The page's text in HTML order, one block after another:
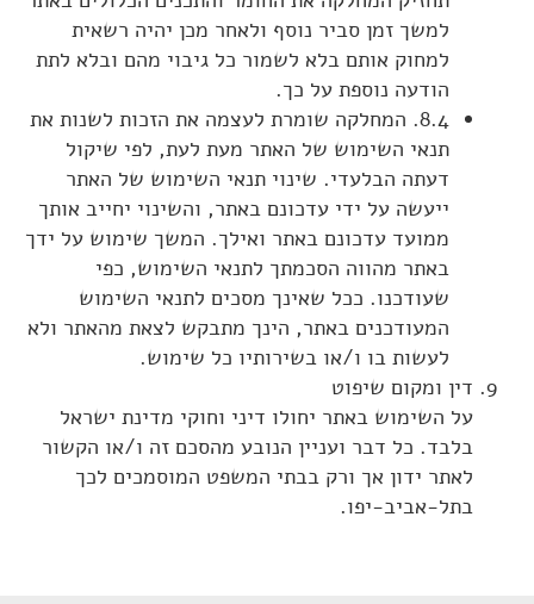
למשך זמן סביר נוסף ולאחר מכן יהיה רשאית
למחוק אותם בלא לשמור כל גיבוי מהם ובלא לתת
הודעה נוספת על כך.
8.4. המחלקה שומרת לעצמה את הזכות לשנות את
תנאי השימוש של האתר מעת לעת, לפי שיקול
דעתה הבלעדי. שינוי תנאי השימוש של האתר
ייעשה על ידי עדכונם באתר, והשינוי יחייב אותך
ממועד עדכונם באתר ואילך. המשך שימוש על ידך
באתר מהווה הסכמתך לתנאי השימוש, כפי
שעודכנו. ככל שאינך מסכים לתנאי השימוש
המעודכנים באתר, הינך מתבקש לצאת מהאתר ולא
לעשות בו ו/או בשירותיו כל שימוש.
דין ומקום שיפוט
על השימוש באתר יחולו דיני וחוקי מדינת ישראל
בלבד. כל דבר ועניין הנובע מהסכם זה ו/או הקשור
לאתר ידון אך ורק בבתי המשפט המוסמכים לכך
בתל-אביב-יפו.